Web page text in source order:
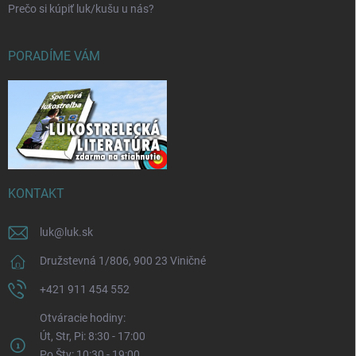
Prečo si kúpiť luk/kušu u nás?
PORADÍME VÁM
KONTAKT
luk@ luk.sk
Družstevná 1/806, 900 23 Viničné
+421 911 454 552
Otváracie hodiny:
Út, Str, Pi: 8:30 - 17:00